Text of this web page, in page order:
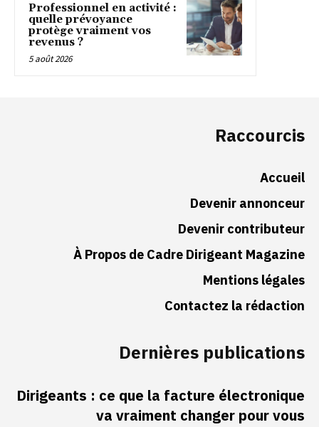
Professionnel en activité :
quelle prévoyance
protège vraiment vos
revenus ?
5 août 2026
Raccourcis
Accueil
Devenir annonceur
Devenir contributeur
À Propos de Cadre Dirigeant Magazine
Mentions légales
Contactez la rédaction
Dernières publications
Dirigeants : ce que la facture électronique
va vraiment changer pour vous